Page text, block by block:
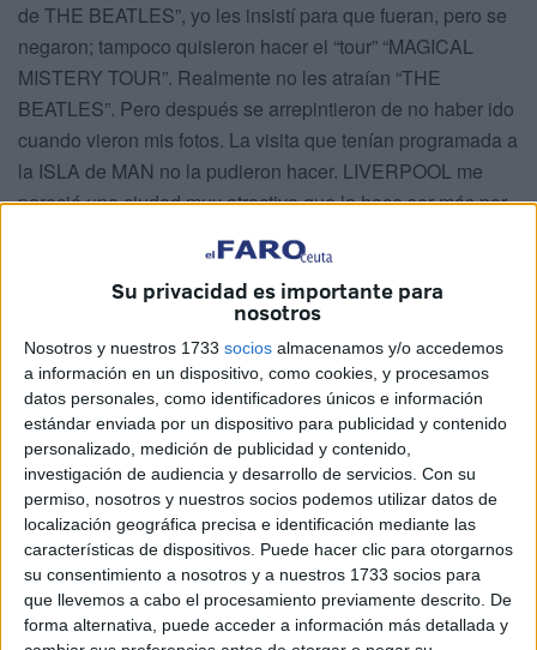
Su privacidad es importante para
nosotros
Nosotros y nuestros 1733 socios almacenamos y/o accedemos
a información en un dispositivo, como cookies, y procesamos
datos personales, como identificadores únicos e información
estándar enviada por un dispositivo para publicidad y contenido
personalizado, medición de publicidad y contenido,
investigación de audiencia y desarrollo de servicios. Con su
permiso, nosotros y nuestros socios podemos utilizar datos de
localización geográfica precisa e identificación mediante las
características de dispositivos. Puede hacer clic para otorgarnos
su consentimiento a nosotros y a nuestros 1733 socios para
que llevemos a cabo el procesamiento previamente descrito. De
forma alternativa, puede acceder a información más detallada y
de THE BEATLES”, yo les insistí para que fueran, pero se
negaron; tampoco quisieron hacer el “tour” “MAGICAL
MISTERY TOUR”. Realmente no les atraían “THE
BEATLES”. Pero después se arrepintieron de no haber ido
cuando vieron mis fotos. La visita que tenían programada a
la ISLA de MAN no la pudieron hacer. LIVERPOOL me
pareció una ciudad muy atractiva que la hace ser más por
el tema de “THE BEATLES”. En ella el río MERSEY se
une con el mar de IRLANDA apareciendo hasta nuestros
ojos unos bellos paisajes.